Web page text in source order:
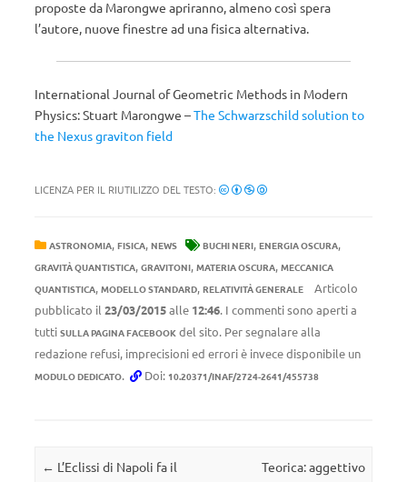
proposte da Marongwe apriranno, almeno così spera
l’autore, nuove finestre ad una fisica alternativa.
International Journal of Geometric Methods in Modern
Physics: Stuart Marongwe –The Schwarzschild solution to
the Nexus graviton field
LICENZA PER IL RIUTILIZZO DEL TESTO:
ASTRONOMIA, FISICA, NEWS BUCHI NERI, ENERGIA OSCURA,
GRAVITÀ QUANTISTICA, GRAVITONI, MATERIA OSCURA, MECCANICA
QUANTISTICA, MODELLO STANDARD, RELATIVITÀ GENERALE
Articolo
pubblicato il 23/03/2015alle 12:46. I commenti sono aperti a
tutti SULLA PAGINA FACEBOOK del sito. Per segnalare alla
redazione refusi, imprecisioni ed errori è invece disponibile un
MODULO DEDICATO. Doi: 10.20371/INAF/2724-2641/455738
Navigazione articolo
← L’Eclissi di Napoli fa il
Teorica: aggettivo